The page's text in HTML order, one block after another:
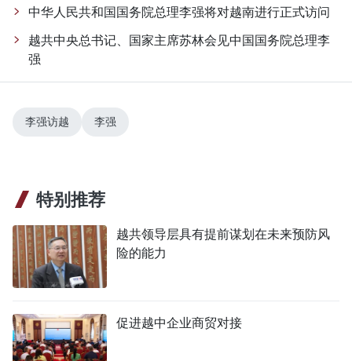
中华人民共和国国务院总理李强将对越南进行正式访问
越共中央总书记、国家主席苏林会见中国国务院总理李
强
李强访越 李强
特别推荐
越共领导层具有提前谋划在未来预防风
险的能力
促进越中企业商贸对接